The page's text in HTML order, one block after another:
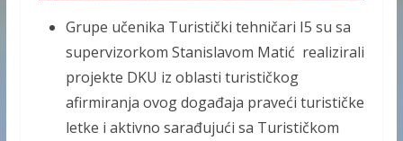
Grupe učenika Turistički tehničari I5 su sa
supervizorkom Stanislavom Matić realizirali
projekte DKU iz oblasti turističkog
afirmiranja ovog događaja praveći turističke
letke i aktivno sarađujući sa Turističkom